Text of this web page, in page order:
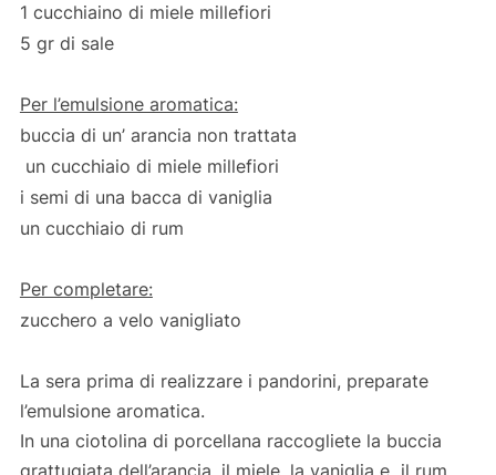
1 cucchiaino di miele millefiori
5 gr di sale
Per l’emulsione aromatica:
buccia di un’ arancia non trattata
un cucchiaio di miele millefiori
i semi di una bacca di vaniglia
un cucchiaio di rum
Per completare:
zucchero a velo vanigliato
La sera prima di realizzare i pandorini, preparate
l’emulsione aromatica.
In una ciotolina di porcellana raccogliete la buccia
grattugiata dell’arancia, il miele, la vaniglia e il rum.